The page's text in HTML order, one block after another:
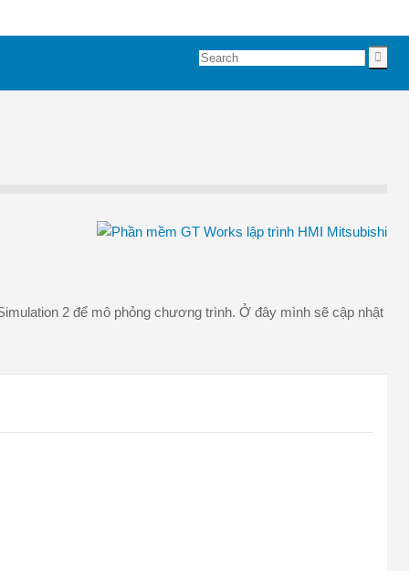
2 để mô phỏng chương trình. Ở đây mình sẽ cập nhật